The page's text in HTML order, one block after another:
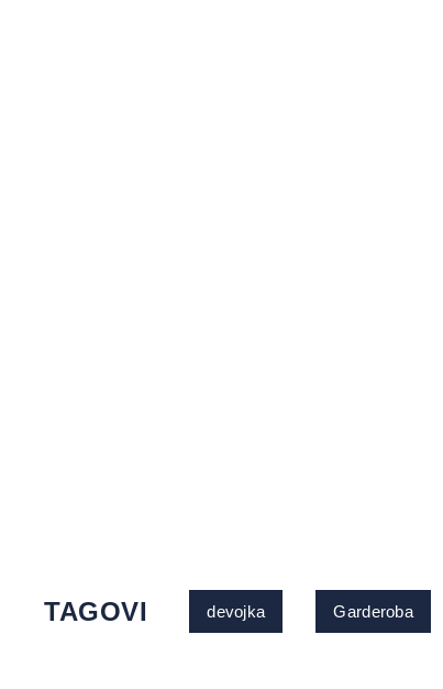
TAGOVI devojka Garderoba